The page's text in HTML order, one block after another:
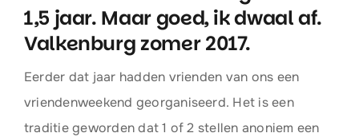
1,5 jaar. Maar goed, ik dwaal af.
Valkenburg zomer 2017.
Eerder dat jaar hadden vrienden van ons een
vriendenweekend georganiseerd. Het is een
traditie geworden dat 1 of 2 stellen anoniem een